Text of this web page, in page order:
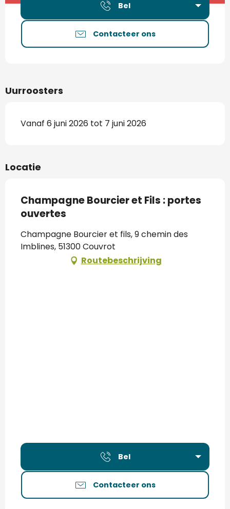
Bel
Contacteer ons
Uurroosters
Vanaf 6 juni 2026 tot 7 juni 2026
Locatie
Champagne Bourcier et Fils : portes
ouvertes
Champagne Bourcier et fils, 9 chemin des
Imblines, 51300 Couvrot
Routebeschrijving
Bel
Contacteer ons